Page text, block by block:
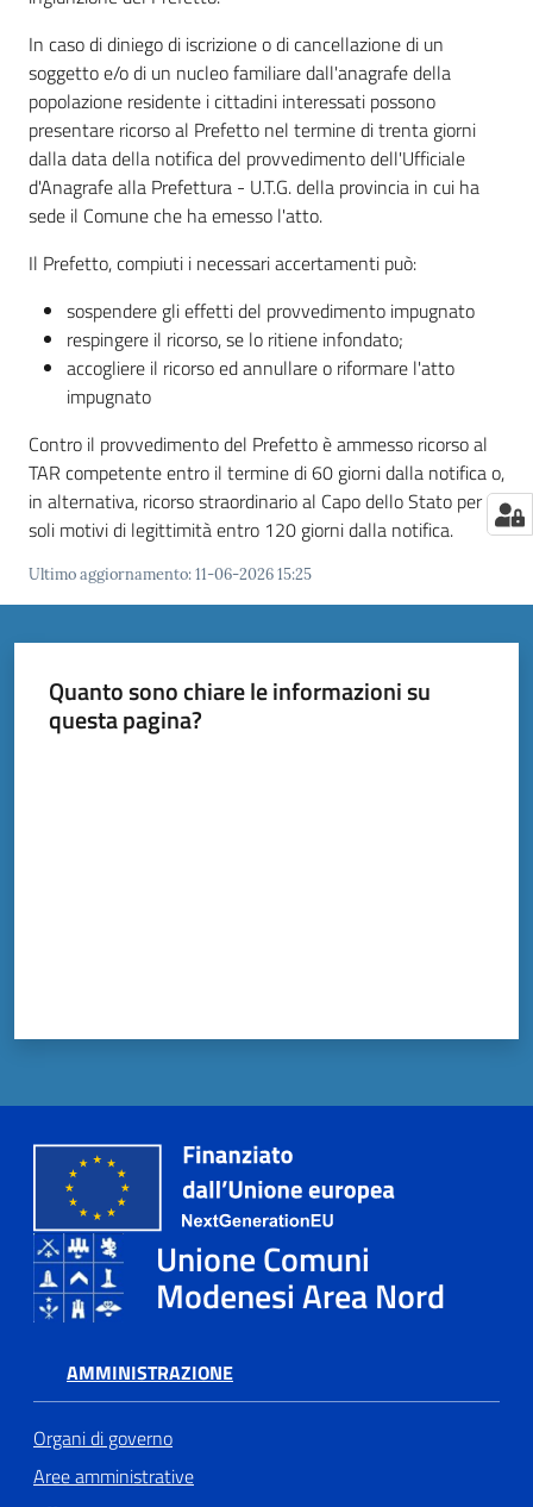
In caso di diniego di iscrizione o di cancellazione di un
soggetto e/o di un nucleo familiare dall'anagrafe della
popolazione residente i cittadini interessati possono
presentare ricorso al Prefetto nel termine di trenta giorni
dalla data della notifica del provvedimento dell'Ufficiale
d'Anagrafe alla Prefettura - U.T.G. della provincia in cui ha
sede il Comune che ha emesso l'atto.
Il Prefetto, compiuti i necessari accertamenti può:
sospendere gli effetti del provvedimento impugnato
respingere il ricorso, se lo ritiene infondato;
accogliere il ricorso ed annullare o riformare l'atto
impugnato
Contro il provvedimento del Prefetto è ammesso ricorso al
TAR competente entro il termine di 60 giorni dalla notifica o,
in alternativa, ricorso straordinario al Capo dello Stato per
soli motivi di legittimità entro 120 giorni dalla notifica.
Ultimo aggiornamento:11-06-2026 15:25
Quanto sono chiare le informazioni su
questa pagina?
Unione Comuni
Modenesi Area Nord
AMMINISTRAZIONE
Organi di governo
Aree amministrative